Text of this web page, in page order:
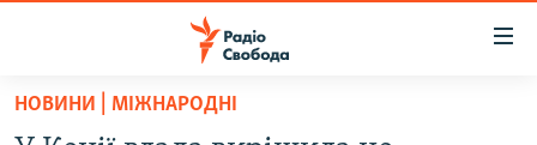
Перейти
НОВИНИ | МІЖНАРОДНІ